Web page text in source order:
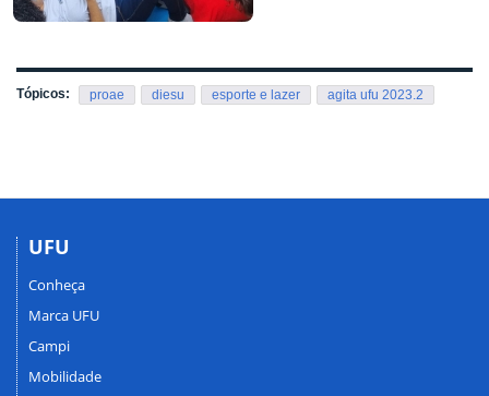
Tópicos: proae diesu esporte e lazer agita ufu 2023.2
UFU
Conheça
Marca UFU
Campi
Mobilidade